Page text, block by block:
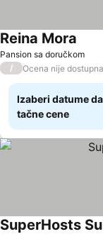
Pansion sa doručkom
Reina Mora
/ Ocena nije dostupna
Izaberi datume
tačne cene
SuperHosts